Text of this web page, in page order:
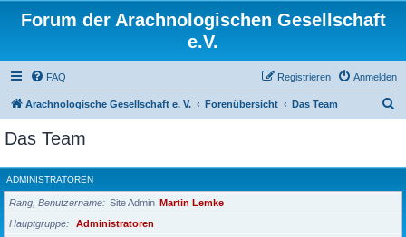
Forum der Arachnologischen Gesellschaft
e.V.
FAQ Anmelden
Registrieren
Arachnologische Gesellschaft e. V. Forenübersicht Das Team
h
e
Das Team
ADMINISTRATOREN
Rang, Benutzername Site Admin Martin Lemke
Hauptgruppe
Administratoren